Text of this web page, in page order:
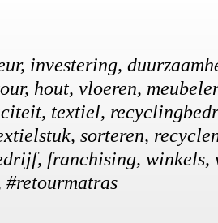
investering,
hout, vloeren,
textiel,
sorteren,
franchising, winkels,